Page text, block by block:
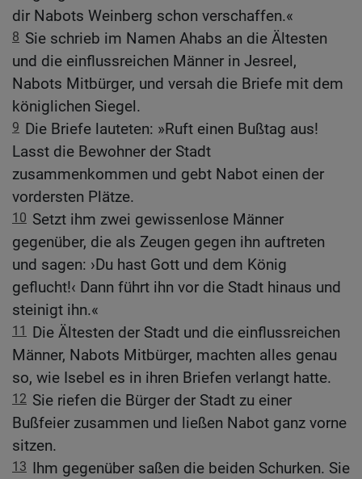
dir Nabots Weinberg schon verschaffen.«
8 Sie schrieb im Namen Ahabs an die Ältesten
und die einflussreichen Männer in Jesreel,
Nabots Mitbürger, und versah die Briefe mit dem
königlichen Siegel.
9 Die Briefe lauteten: »Ruft einen Bußtag aus!
Lasst die Bewohner der Stadt
zusammenkommen und gebt Nabot einen der
vordersten Plätze.
10 Setzt ihm zwei gewissenlose Männer
gegenüber, die als Zeugen gegen ihn auftreten
und sagen: ›Du hast Gott und dem König
geflucht!‹ Dann führt ihn vor die Stadt hinaus und
steinigt ihn.«
11
Die Ältesten der Stadt und die einflussreichen
Männer, Nabots Mitbürger, machten alles genau
so, wie Isebel es in ihren Briefen verlangt hatte.
12 Sie riefen die Bürger der Stadt zu einer
Bußfeier zusammen und ließen Nabot ganz vorne
sitzen.
13 Ihm gegenüber saßen die beiden Schurken. Sie